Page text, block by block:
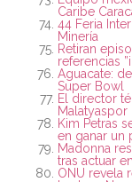
Caribe
44 Feria
Minería
Retiran
referencias
Aguacate:
Super Bowl
El director
Kim Petras
en ganar un
Madonna
tras actuar
ONU revela